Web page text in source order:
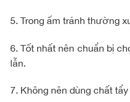
5. Trong ấm tránh thường
6. Tốt nhất nên chuẩn bị
lẫn.
7. Không nên dùng chất